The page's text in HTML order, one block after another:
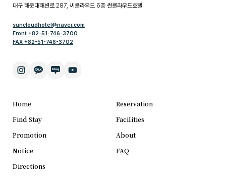
대구 해운대해변로 287, 씨클라우드 6층 썬클라우드호텔
suncloudhotel@naver.com
Front +82-51-746-3700
FAX +82-51-746-3702
Home
Reservation
Find Stay
Facilities
Promotion
About
Notice
FAQ
Directions